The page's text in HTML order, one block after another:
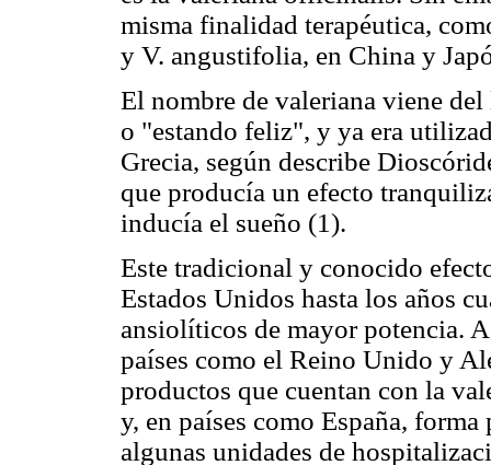
misma finalidad terapéutica,
y V. angustifolia, en China y
El nombre de valeriana viene
o "estando feliz", y ya era
Grecia, según describe
que producía un efecto
inducía el sueño (1).
Este tradicional y conocido
Estados Unidos hasta los años
ansiolíticos de mayor potencia.
países como el Reino Unido y
productos que cuentan con la
y, en países como España,
algunas unidades de